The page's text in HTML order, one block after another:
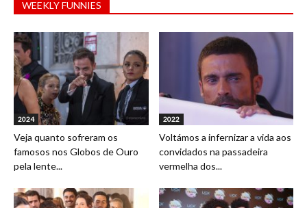
WEEKLY FUNNIES
2024
Veja quanto sofreram os
famosos nos Globos de Ouro
pela lente...
2022
Voltámos a infernizar a vida aos
convidados na passadeira
vermelha dos...